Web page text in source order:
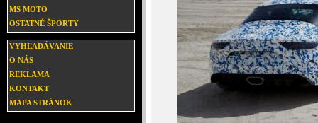
MS MOTO
OSTATNÉ ŠPORTY
VYHĽADÁVANIE
O NÁS
REKLAMA
KONTAKT
MAPA STRÁNOK